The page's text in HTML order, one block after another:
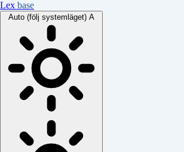
Lex base
Auto (följ systemläget) A